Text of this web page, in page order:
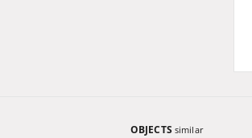
OBJECTS similar